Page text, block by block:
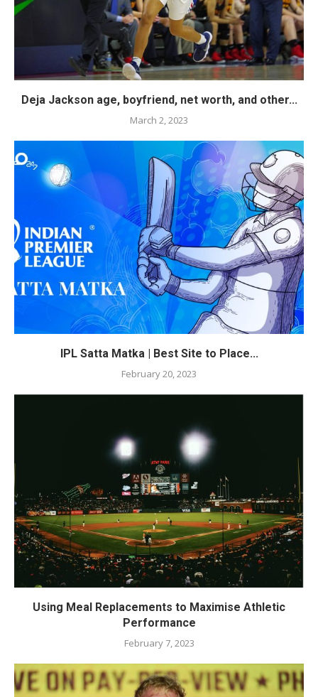
Deja Jackson age, boyfriend, net worth, and other...
March 2, 2023
IPL Satta Matka | Best Site to Place...
February 20, 2023
Using Meal Replacements to Maximise Athletic
Performance
February 7, 2023